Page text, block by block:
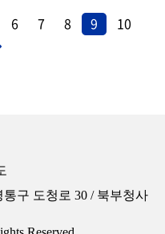
6 7 8 9 10
구 도청로 30 / 북부청사